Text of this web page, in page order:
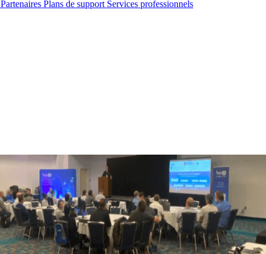
Partenaires Plans de support Services professionnels